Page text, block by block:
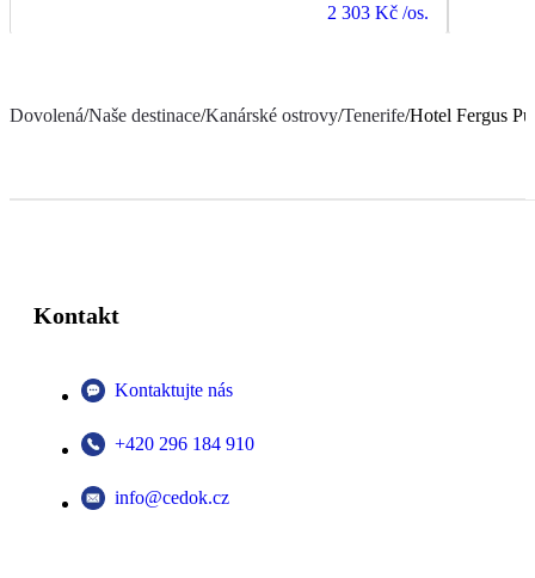
2 303 Kč /os.
Dovolená/Naše destinace/Kanárské ostrovy/Tenerife/Hotel Fergus
Kontakt
Kontaktujte nás
+420 296 184 910
info@cedok.cz